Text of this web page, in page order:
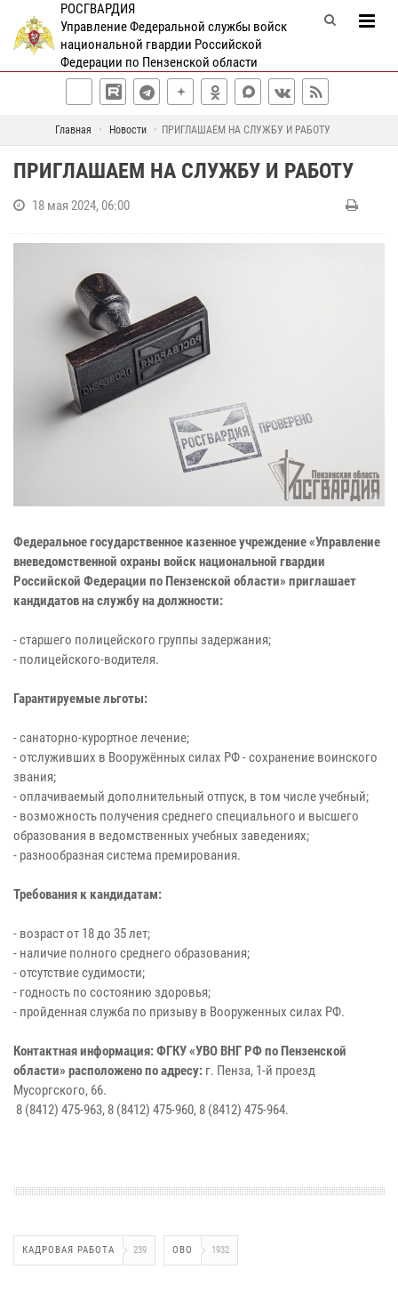
РОСГВАРДИЯ
Управление Федеральной службы войск
национальной гвардии Российской
Федерации по Пензенской области
Главная Новости ПРИГЛАШАЕМ НА СЛУЖБУ И РАБОТУ
ПРИГЛАШАЕМ НА СЛУЖБУ И РАБОТУ
18 мая 2024, 06:00
Федеральное государственное казенное учреждение «Управление
вневедомственной охраны войск национальной гвардии
Российской Федерации по Пензенской области» приглашает
кандидатов на службу на должности:
- старшего полицейского группы задержания;
- полицейского-водителя.
Гарантируемые льготы:
- санаторно-курортное лечение;
- отслуживших в Вооружённых силах РФ - сохранение воинского
звания;
- оплачиваемый дополнительный отпуск, в том числе учебный;
- возможность получения среднего специального и высшего
образования в ведомственных учебных заведениях;
- разнообразная система премирования.
Требования к кандидатам:
- возраст от 18 до 35 лет;
- наличие полного среднего образования;
- отсутствие судимости;
- годность по состоянию здоровья;
- пройденная служба по призыву в Вооруженных силах РФ.
Контактная информация: ФГКУ «УВО ВНГ РФ по Пензенской
области» расположено по адресу: г. Пенза, 1-й проезд
Мусоргского, 66.
8 (8412) 475-963, 8 (8412) 475-960, 8 (8412) 475-964.
КАДРОВАЯ РАБОТА 239 ОВО 1932